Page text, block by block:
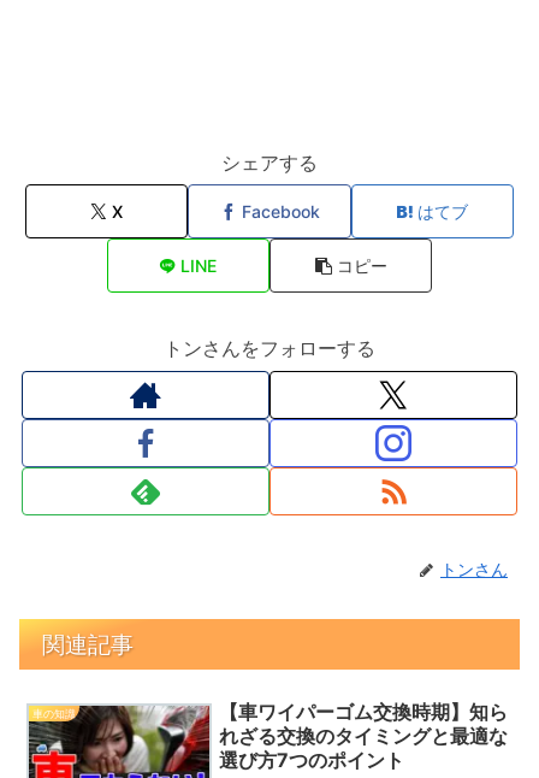
シェアする
X Facebook はてブ
LINE コピー
トンさんをフォローする
トンさん
関連記事
車の知識
【車ワイパーゴム交換時期】知ら
れざる交換のタイミングと最適な
選び方7つのポイント